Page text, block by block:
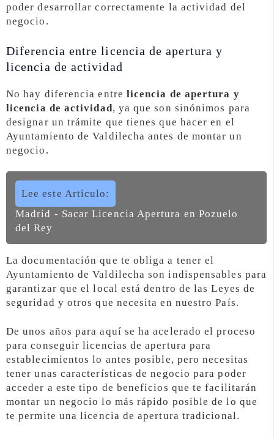
poder desarrollar correctamente la actividad del
negocio.
Diferencia entre licencia de apertura y
licencia de actividad
No hay diferencia entre licencia de apertura y
licencia de actividad, ya que son sinónimos para
designar un trámite que tienes que hacer en el
Ayuntamiento de Valdilecha antes de montar un
negocio.
Lee este Artículo:
Madrid - Sacar Licencia Apertura en Pozuelo
del Rey
La documentación que te obliga a tener el
Ayuntamiento de Valdilecha son indispensables para
garantizar que el local está dentro de las Leyes de
seguridad y otros que necesita en nuestro País.
De unos años para aquí se ha acelerado el proceso
para conseguir licencias de apertura para
establecimientos lo antes posible, pero necesitas
tener unas características de negocio para poder
acceder a este tipo de beneficios que te facilitarán
montar un negocio lo más rápido posible de lo que
te permite una licencia de apertura tradicional.